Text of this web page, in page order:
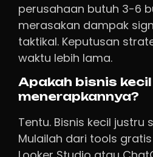
perusahaan butuh 3-6
merasakan dampak
taktikal. Keputusan
waktu lebih lama.
Apakah bisnis
menerapkannya?
Tentu. Bisnis kecil justru
Mulailah dari tools